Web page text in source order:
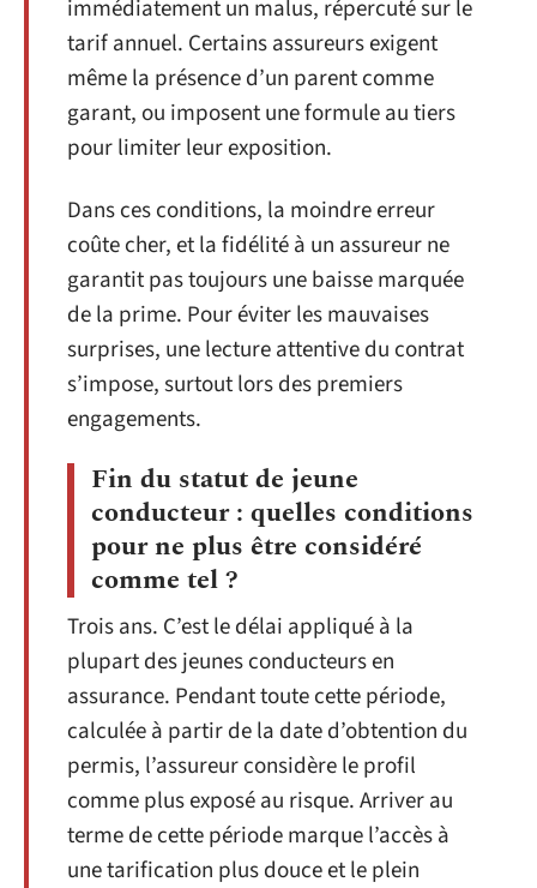
immédiatement un malus, répercuté sur le
tarif annuel. Certains assureurs exigent
même la présence d’un parent comme
garant, ou imposent une formule au tiers
pour limiter leur exposition.
Dans ces conditions, la moindre erreur
coûte cher, et la fidélité à un assureur ne
garantit pas toujours une baisse marquée
de la prime. Pour éviter les mauvaises
surprises, une lecture attentive du contrat
s’impose, surtout lors des premiers
engagements.
Fin du statut de jeune
conducteur : quelles conditions
pour ne plus être considéré
comme tel ?
Trois ans. C’est le délai appliqué à la
plupart des jeunes conducteurs en
assurance. Pendant toute cette période,
calculée à partir de la date d’obtention du
permis, l’assureur considère le profil
comme plus exposé au risque. Arriver au
terme de cette période marque l’accès à
une tarification plus douce et le plein